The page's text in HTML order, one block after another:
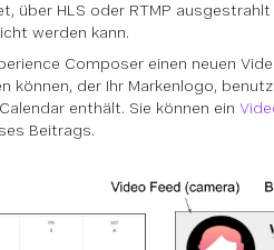
über HLS oder RTMP
werden kann.
Composer einen neuen
können, der Ihr Markenlogo,
enthält. Sie können ein
Beitrags.